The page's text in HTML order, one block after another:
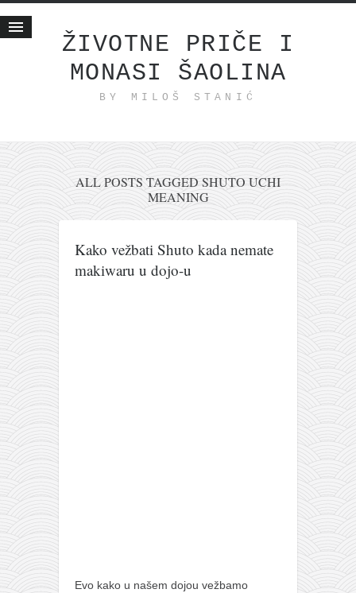
ŽIVOTNE PRIČE I
MONASI ŠAOLINA
BY MILOŠ STANIĆ
Životne priče
internet poslovanje
ishranom do zdravlja
moj haiku
bonus sadržaj
Svetlopis
duhovni otac
zabranjena istorija
porodične priče
umesto tvitera
azbuki i knjige
najnovije na blogu
ALL POSTS TAGGED SHUTO UCHI
MEANING
Kako vežbati Shuto kada nemate
makiwaru u dojo-u
Evo kako u našem dojou vežbamo